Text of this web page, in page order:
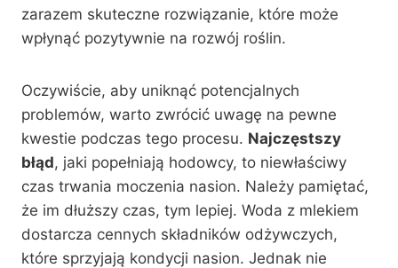
zarazem skuteczne rozwiązanie, które może
wpłynąć pozytywnie na rozwój roślin.
Oczywiście, aby uniknąć potencjalnych
problemów, warto zwrócić uwagę na pewne
kwestie podczas tego procesu. Najczęstszy
błąd, jaki popełniają hodowcy, to niewłaściwy
czas trwania moczenia nasion. Należy pamiętać,
że im dłuższy czas, tym lepiej. Woda z mlekiem
dostarcza cennych składników odżywczych,
które sprzyjają kondycji nasion. Jednak nie